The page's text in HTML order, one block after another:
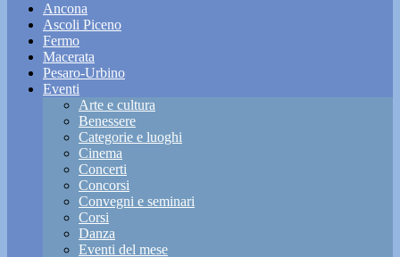
Ancona
Ascoli Piceno
Fermo
Macerata
Pesaro-Urbino
Eventi
Arte e cultura
Benessere
Categorie e luoghi
Cinema
Concerti
Concorsi
Convegni e seminari
Corsi
Danza
Eventi del mese